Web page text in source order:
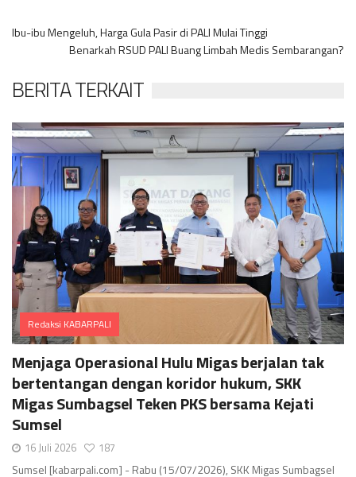
Ibu-ibu Mengeluh, Harga Gula Pasir di PALI Mulai Tinggi
Benarkah RSUD PALI Buang Limbah Medis Sembarangan?
BERITA TERKAIT
Redaksi KABARPALI
Comments
Menjaga Operasional Hulu Migas berjalan tak
bertentangan dengan koridor hukum, SKK
Migas Sumbagsel Teken PKS bersama Kejati
Sumsel
16 Juli 2026 187
Sumsel [kabarpali.com] - Rabu (15/07/2026), SKK Migas Sumbagsel